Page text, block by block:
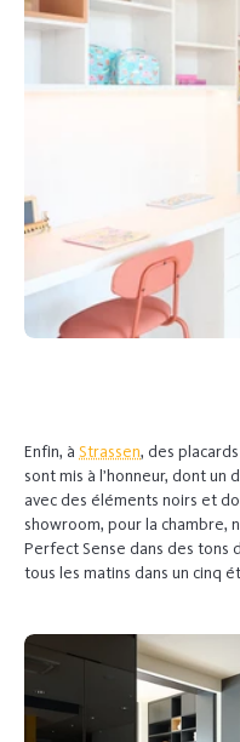
Enfin, à Strassen, des
sont mis à l’honneur, dont un
avec des éléments noirs et
showroom, pour la chambre,
Perfect Sense dans des tons
tous les matins dans un cinq